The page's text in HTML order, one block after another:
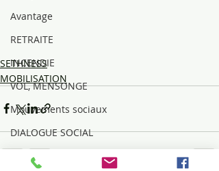
Avantage
RETRAITE
INCENDIE
VOL, MENSONGE
Mouvements sociaux
DIALOGUE SOCIAL
HANDICAP
SETHNESS
MOBILISATION